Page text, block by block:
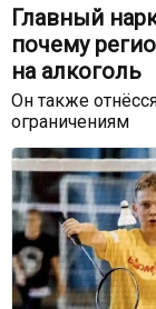
Главный
почему
на алкоголь
Он также
ограничениям